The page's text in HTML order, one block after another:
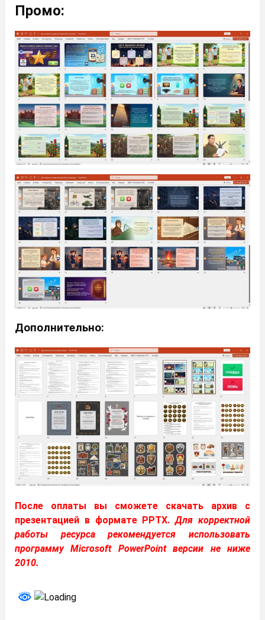
Промо:
Дополнительно:
После оплаты вы сможете скачать архив с
презентацией в формате PPTX.Для корректной
работы ресурса рекомендуется использовать
программу Microsoft PowerPoint версии не ниже
2010.